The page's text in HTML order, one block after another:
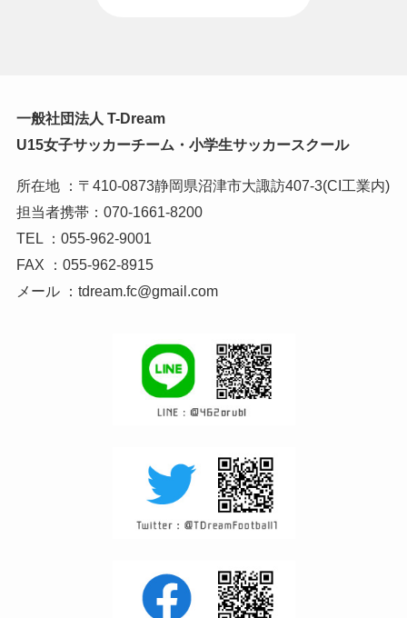
一般社団法人 T-Dream
U15女子サッカーチーム・小学生サッカースクール
所在地 ：〒410-0873静岡県沼津市大諏訪407-3(CI工業内)
担当者携帯：070-1661-8200
TEL ：055-962-9001
FAX ：055-962-8915
メール ：tdream.fc@gmail.com